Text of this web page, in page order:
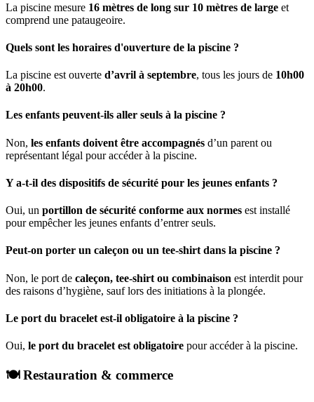
La piscine mesure 16 mètres de long sur 10 mètres de large et
comprend une pataugeoire.
Quels sont les horaires d'ouverture de la piscine ?
La piscine est ouverte d’avril à septembre, tous les jours de 10h00
à 20h00.
Les enfants peuvent-ils aller seuls à la piscine ?
Non, les enfants doivent être accompagnés d’un parent ou
représentant légal pour accéder à la piscine.
Y a-t-il des dispositifs de sécurité pour les jeunes enfants ?
Oui, un portillon de sécurité conforme aux normes est installé
pour empêcher les jeunes enfants d’entrer seuls.
Peut-on porter un caleçon ou un tee-shirt dans la piscine ?
Non, le port de caleçon, tee-shirt ou combinaison est interdit pour
des raisons d’hygiène, sauf lors des initiations à la plongée.
Le port du bracelet est-il obligatoire à la piscine ?
Oui, le port du bracelet est obligatoire pour accéder à la piscine.
🍽️ Restauration & commerce